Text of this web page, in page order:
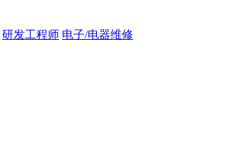
研发工程师 电子/电器维修